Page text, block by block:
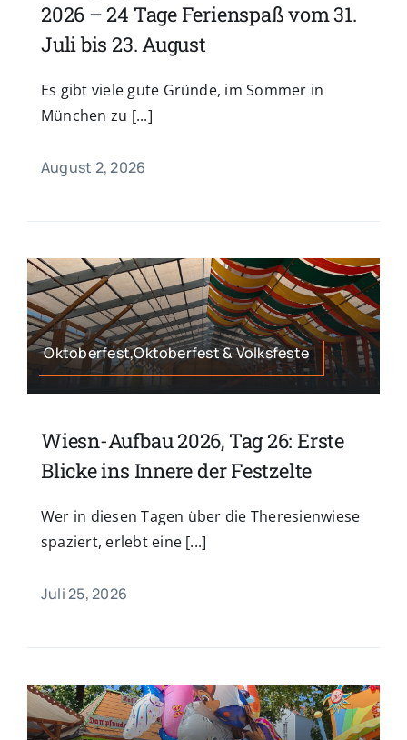
2026 – 24 Tage Ferienspaß vom 31.
Juli bis 23. August
Es gibt viele gute Gründe, im Sommer in
München zu [...]
August 2, 2026
Oktoberfest,Oktoberfest & Volksfeste
Wiesn-Aufbau 2026, Tag 26: Erste
Blicke ins Innere der Festzelte
Wer in diesen Tagen über die Theresienwiese
spaziert, erlebt eine [...]
Juli 25, 2026